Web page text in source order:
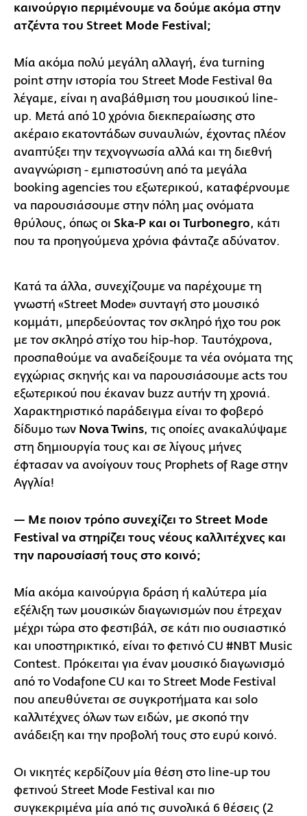
καινούργιο περιμένουμε να δούμε ακόμα στην
ατζέντα του Street Mode Festival;
Μία ακόμα πολύ μεγάλη αλλαγή, ένα turning
point στην ιστορία του Street Mode Festival θα
λέγαμε, είναι η αναβάθμιση του μουσικού line-
up. Μετά από 10 χρόνια διεκπεραίωσης στο
ακέραιο εκατοντάδων συναυλιών, έχοντας πλέον
αναπτύξει την τεχνογνωσία αλλά και τη διεθνή
αναγνώριση - εμπιστοσύνη από τα μεγάλα
booking agencies του εξωτερικού, καταφέρνουμε
να παρουσιάσουμε στην πόλη μας ονόματα
θρύλους, όπως οι Ska-P και οι Turbonegro, κάτι
που τα προηγούμενα χρόνια φάνταζε αδύνατον.
Κατά τα άλλα, συνεχίζουμε να παρέχουμε τη
γνωστή «Street Mode» συνταγή στο μουσικό
κομμάτι, μπερδεύοντας τον σκληρό ήχο του ροκ
με τον σκληρό στίχο του hip-hop. Ταυτόχρονα,
προσπαθούμε να αναδείξουμε τα νέα ονόματα της
εγχώριας σκηνής και να παρουσιάσουμε acts του
εξωτερικού που έκαναν buzz αυτήν τη χρονιά.
Χαρακτηριστικό παράδειγμα είναι το φοβερό
δίδυμο των Nova Twins, τις οποίες ανακαλύψαμε
στη δημιουργία τους και σε λίγους μήνες
έφτασαν να ανοίγουν τους Prophets of Rage στην
Αγγλία!
— Mε ποιον τρόπο συνεχίζει το Street Mode
Festival να στηρίζει τους νέους καλλιτέχνες και
την παρουσίασή τους στο κοινό;
Μία ακόμα καινούργια δράση ή καλύτερα μία
εξέλιξη των μουσικών διαγωνισμών που έτρεχαν
μέχρι τώρα στο φεστιβάλ, σε κάτι πιο ουσιαστικό
και υποστηρικτικό, είναι το φετινό CU #NΒΤ Music
Contest. Πρόκειται για έναν μουσικό διαγωνισμό
από το Vodafone CU και το Street Mode Festival
που απευθύνεται σε συγκροτήματα και solo
καλλιτέχνες όλων των ειδών, με σκοπό την
ανάδειξη και την προβολή τους στο ευρύ κοινό.
Οι νικητές κερδίζουν μία θέση στο line-up του
φετινού Street Mode Festival και πιο
συγκεκριμένα μία από τις συνολικά 6 θέσεις (2